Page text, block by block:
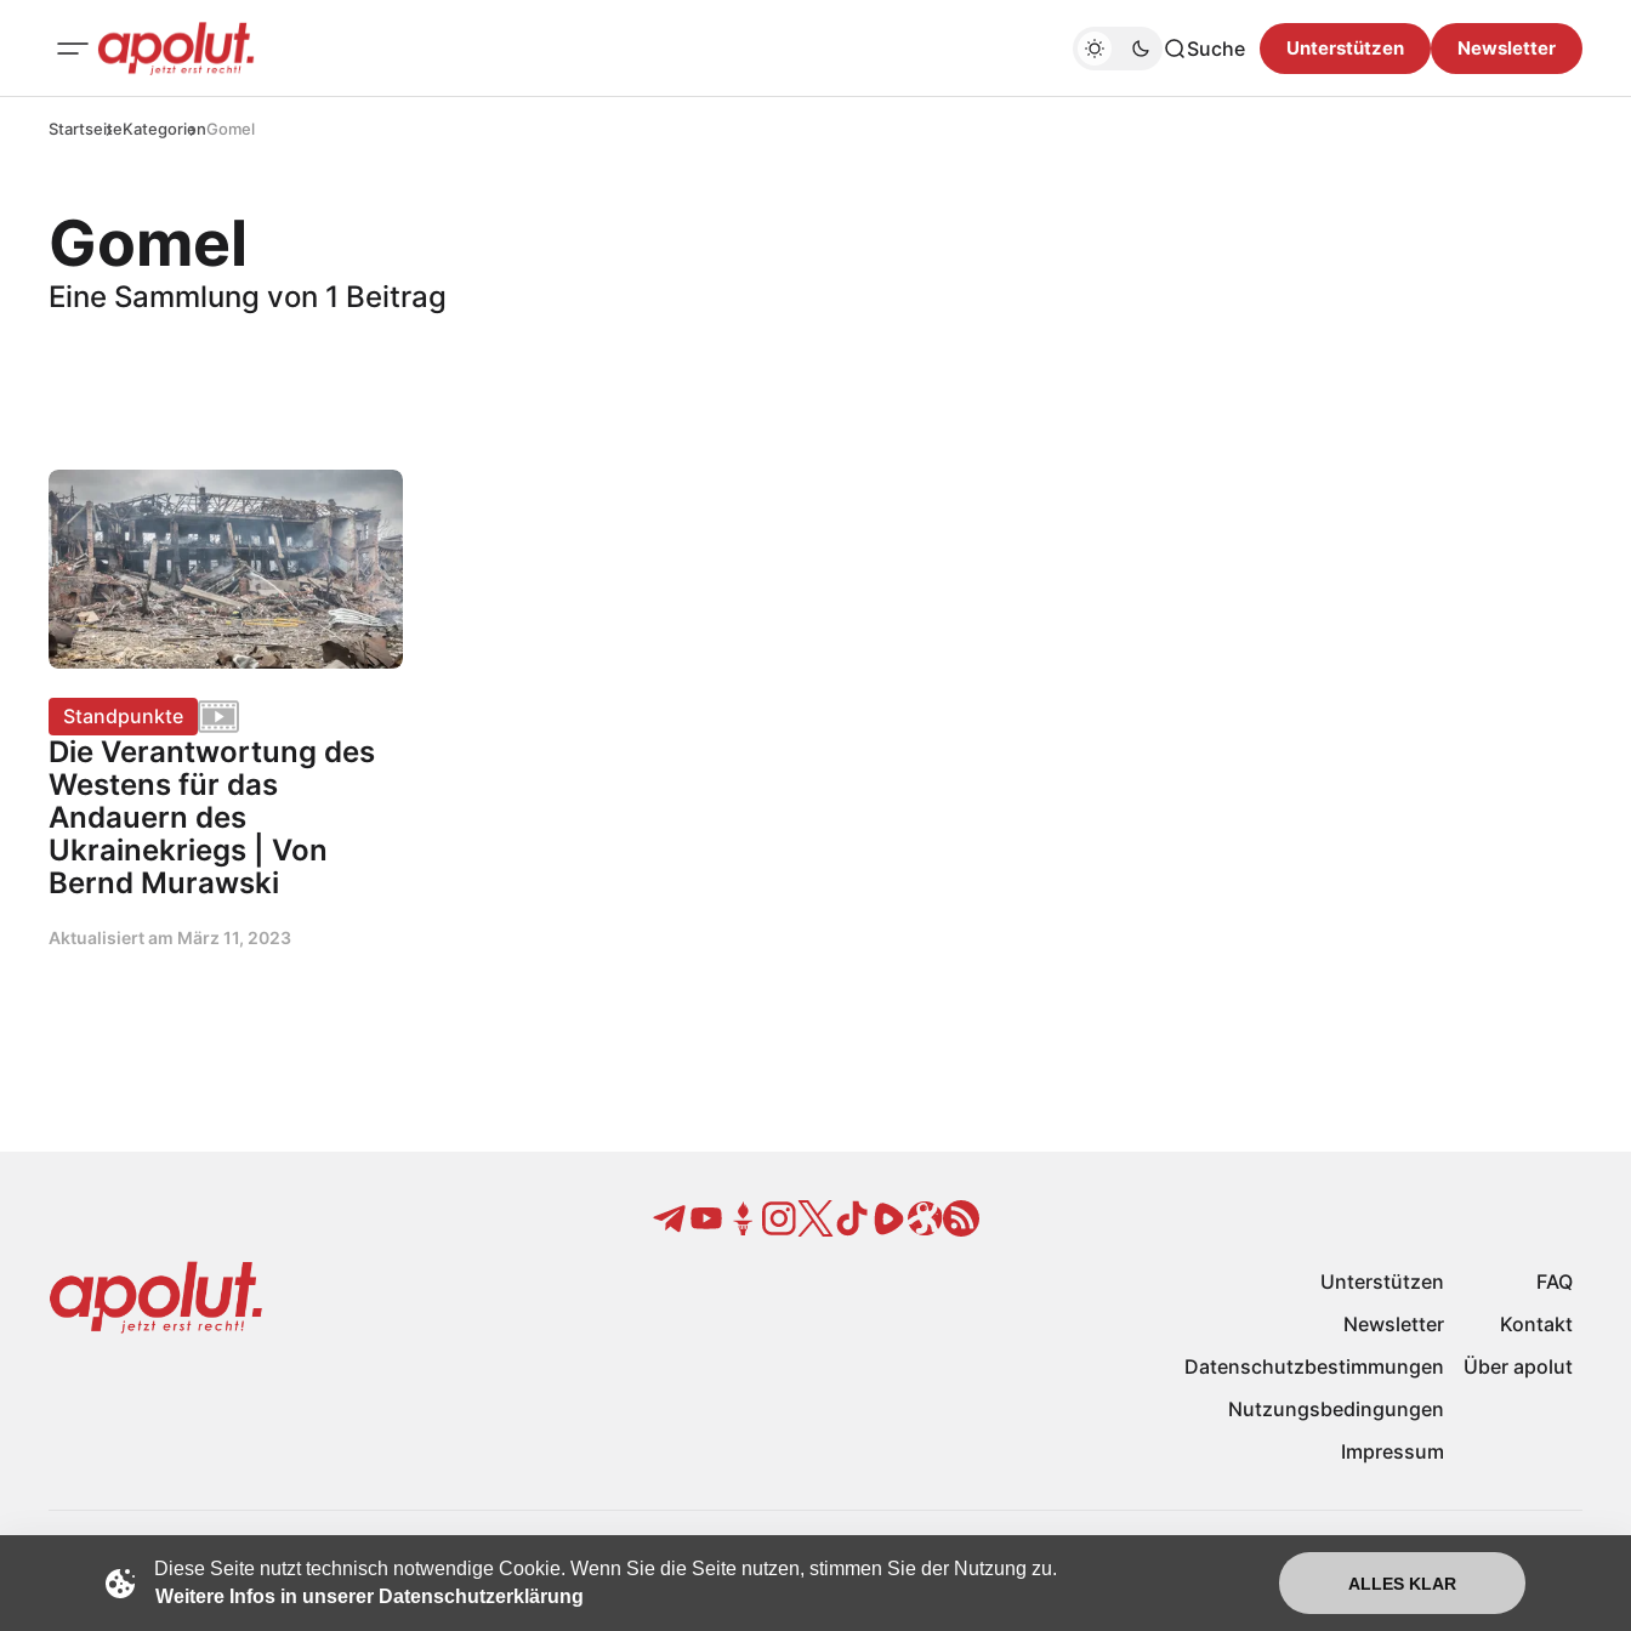
Suche Unterstützen Newsletter
StartseiteKategorienGomel
Gomel
Eine Sammlung von 1 Beitrag
Standpunkte
Die Verantwortung des
Westens für das
Andauern des
Ukrainekriegs | Von
Bernd Murawski
Aktualisiert am März 11, 2023
Unterstützen
Newsletter
Datenschutzbestimmungen
Nutzungsbedingungen
Impressum
FAQ
Kontakt
Über apolut
Copyright © 2024 apolut | Jetzt erst recht!. Published apolut Creatives Ltd.
Diese Seite nutzt technisch notwendige Cookie. Wenn Sie die Seite nutzen, stimmen Sie der Nutzung zu.
Weitere Infos in unserer Datenschutzerklärung
ALLES KLAR